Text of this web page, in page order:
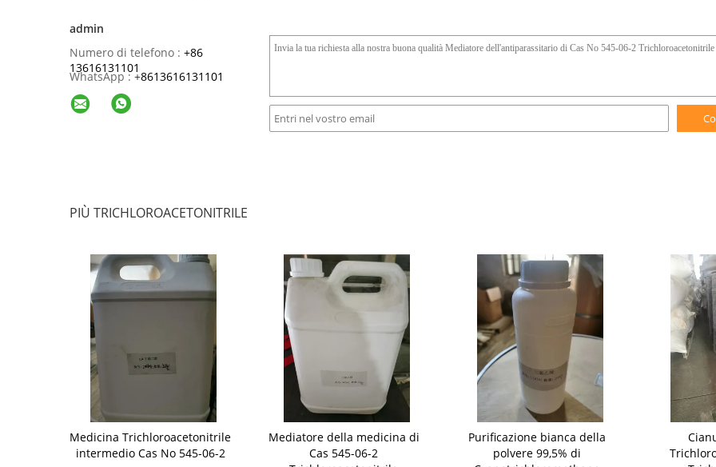
admin
Numero di telefono : +86
13616131101
WhatsApp :+8613616131101
PIÙ TRICHLOROACETONITRILE
Medicina Trichloroacetonitrile
intermedio Cas No 545-06-2
Mediatore della medicina di
Cas 545-06-2
Purificazione bianca della
polvere 99,5% di